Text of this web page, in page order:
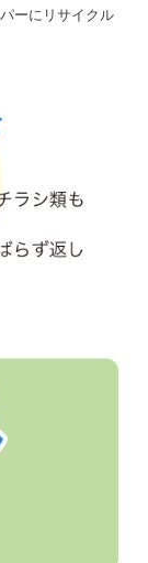
ーにリサイクル